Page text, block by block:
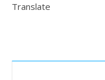
Translate